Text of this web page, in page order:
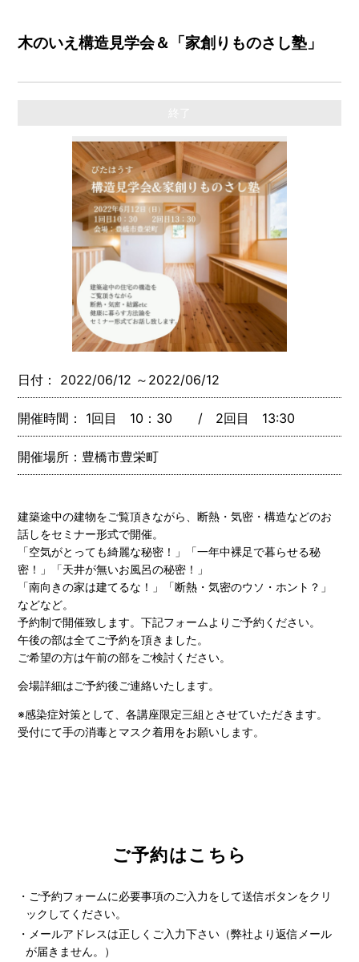
木のいえ構造見学会＆「家創りものさし塾」
日付： 2022/06/12 ～2022/06/12
開催時間： 1回目 10：30 / 2回目 13:30
開催場所：豊橋市豊栄町
建築途中の建物をご覧頂きながら、断熱・気密・構造などのお
話しをセミナー形式で開催。
「空気がとっても綺麗な秘密！」「一年中裸足で暮らせる秘
密！」「天井が無いお風呂の秘密！」
「南向きの家は建てるな！」「断熱・気密のウソ・ホント？」
などなど。
予約制で開催致します。下記フォームよりご予約ください。
午後の部は全てご予約を頂きました。
ご希望の方は午前の部をご検討ください。
会場詳細はご予約後ご連絡いたします。
※感染症対策として、各講座限定三組とさせていただきます。
受付にて手の消毒とマスク着用をお願いします。
ご予約はこちら
・ご予約フォームに必要事項のご入力をして送信ボタンをクリ
ックしてください。
・メールアドレスは正しくご入力下さい（弊社より返信メール
が届きません。）